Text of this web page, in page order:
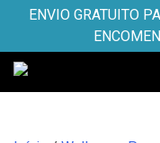
content
ENVIO GRATUITO